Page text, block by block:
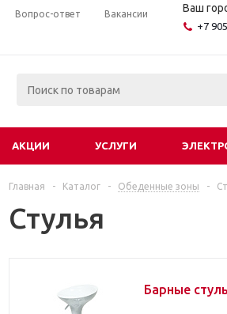
Вопрос-ответ Вакансии Ваш
+7
АКЦИИ УСЛУГИ
Главная - Каталог - Обеденные зоны -
Стулья
Барные